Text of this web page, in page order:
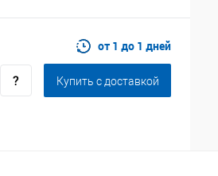
от 1 до 1 дней
Купить c доставкой